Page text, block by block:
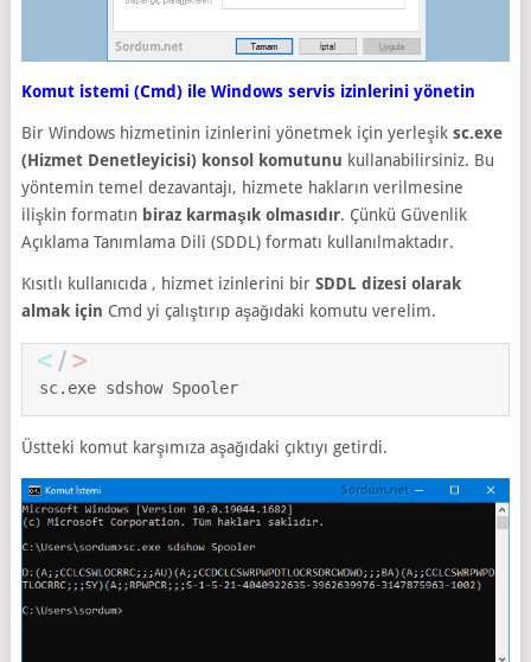
Komut istemi (Cmd) ile Windows servis izinlerini yönetin
Bir Windows hizmetinin izinlerini yönetmek için yerleşik sc.exe
(Hizmet Denetleyicisi) konsol komutunu kullanabilirsiniz. Bu
yöntemin temel dezavantajı, hizmete hakların verilmesine
ilişkin formatın biraz karmaşık olmasıdır. Çünkü Güvenlik
Açıklama Tanımlama Dili (SDDL) formatı kullanılmaktadır.
Kısıtlı kullanıcıda , hizmet izinlerini bir SDDL dizesi olarak
almak için Cmd yi çalıştırıp aşağıdaki komutu verelim.
sc.exe sdshow Spooler
Üstteki komut karşımıza aşağıdaki çıktıyı getirdi.